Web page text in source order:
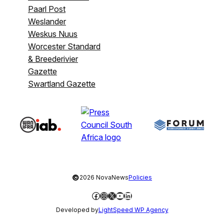
Paarl Post
Weslander
Weskus Nuus
Worcester Standard
& Breederivier
Gazette
Swartland Gazette
©2026 NovaNewsPolicies
Facebook
Instagram
X YouTube
LinkedIn
Developed byLightSpeed WP Agency